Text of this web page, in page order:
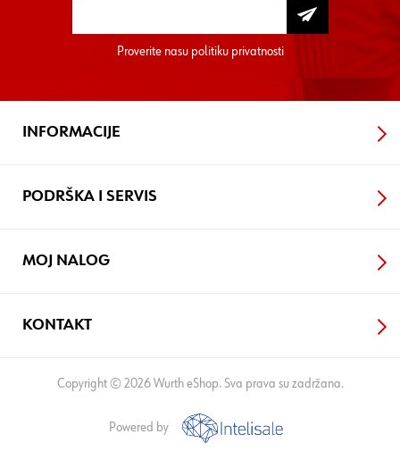
Proverite nasu politiku privatnosti
INFORMACIJE
PODRŠKA I SERVIS
MOJ NALOG
KONTAKT
Copyright © 2026 Wurth eShop. Sva prava su zadržana.
Powered by